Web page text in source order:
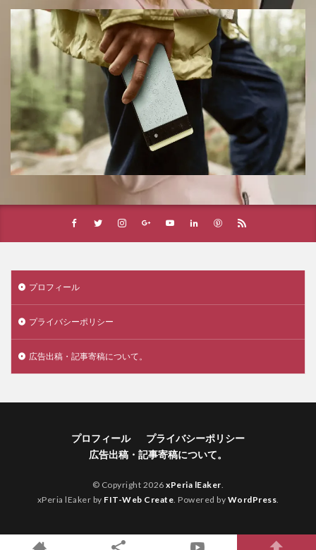
プロフィール
プライバシーポリシー
広告出稿・記事寄稿について。
プロフィール
プライバシーポリシー
広告出稿・記事寄稿について。
© Copyright 2026xPeria lEaker.
xPeria lEaker by FIT-Web Create. Powered by WordPress.